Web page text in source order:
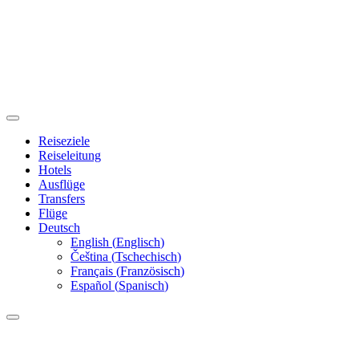
Reiseziele
Reiseleitung
Hotels
Ausflüge
Transfers
Flüge
Deutsch
English (Englisch)
Čeština (Tschechisch)
Français (Französisch)
Español (Spanisch)